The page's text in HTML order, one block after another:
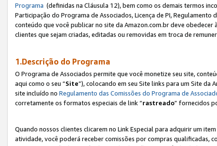
Programa (definidas na Cláusula 12), bem como os demais termos
Participação do Programa de Associados, Licença de PI,
conteúdo que você publicar no site da Amazon.com.br deve
clientes que sejam criadas, editadas ou removidas em troca de
1.Descrição do Programa
O Programa de Associados permite que você monetize seu site,
aqui como o seu “Site”), colocando em seu Site links para um Site da
site incluído no Regulamento das Comissões do Programa de
corretamente os formatos especiais de link “rastreado” fornecidos
Quando nossos clientes clicarem no Link Especial para adquirir um
atividade, você poderá receber comissões por compras qualificadas,